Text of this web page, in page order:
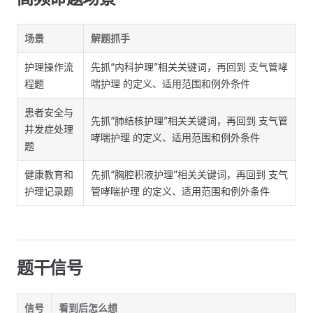
场景 解题抓手
护理操作流
程题
先抓“内科护理”相关关键词，再回到 支气管哮
喘护理 的定义、适用范围和例外条件
患者安全与
并发症处理
题
先抓“肺结核护理”相关关键词，再回到 支气管
哮喘护理 的定义、适用范围和例外条件
健康教育和
护理记录题
先抓“胸腔积液护理”相关关键词，再回到 支气
管哮喘护理 的定义、适用范围和例外条件
题干信号
信号 看到后怎么想